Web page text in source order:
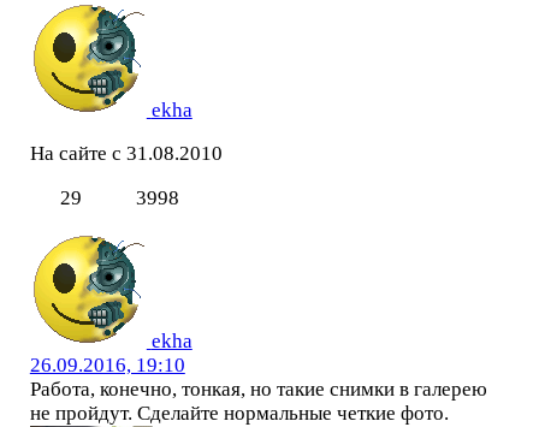
ekha
На сайте с 31.08.2010
29
3998
ekha
26.09.2016, 19:10
Работа, конечно, тонкая, но такие снимки в галерею
не пройдут. Сделайте нормальные четкие фото.